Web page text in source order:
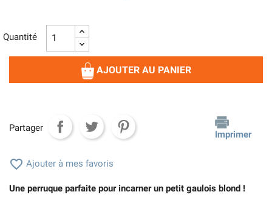
Quantité
AJOUTER AU PANIER
Partager
Imprimer
 Ajouter à mes favoris
Une perruque parfaite pour incarner un petit gaulois blond !